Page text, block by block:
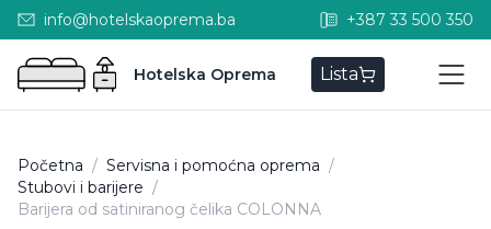
info@hotelskaoprema.ba +387 33 500 350
Hotelska Oprema Lista
Početna / Servisna i pomoćna oprema /
Stubovi i barijere /
Barijera od satiniranog čelika COLONNA